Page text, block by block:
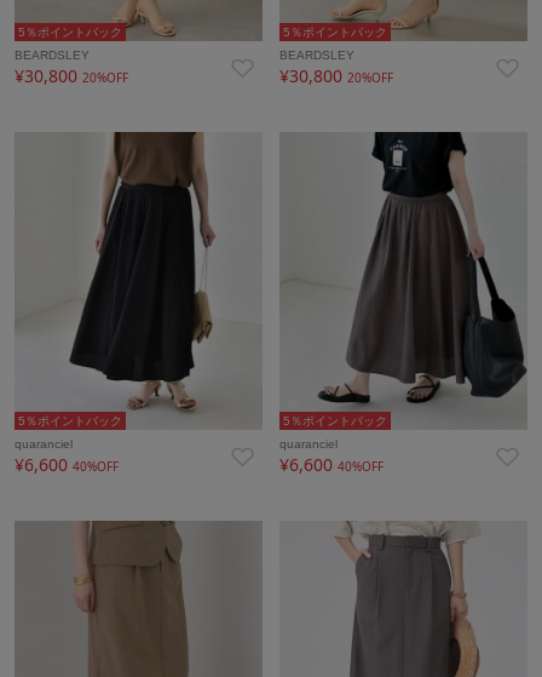
5％ポイントバック
BEARDSLEY
¥30,800 20%OFF
5％ポイントバック
BEARDSLEY
¥30,80020%OFF
5％ポイントバック
quaranciel
¥6,600 40%OFF
5％ポイントバック
quaranciel
¥6,60040%OFF